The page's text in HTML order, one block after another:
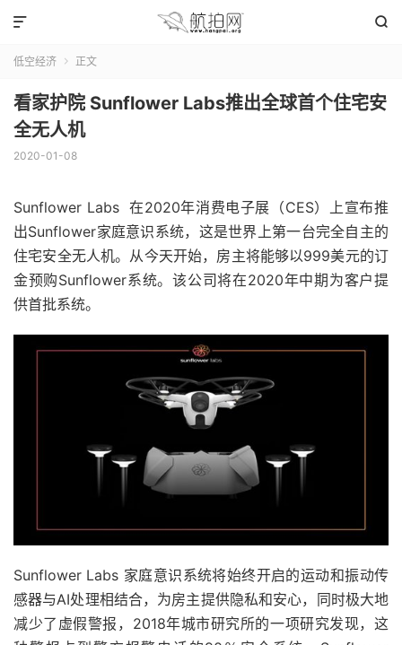


低空经济  正文
看家护院 Sunflower Labs推出全球首个住宅安
全无人机
2020-01-08
Sunflower Labs在2020年消费电子展（CES）上宣布推
出Sunflower家庭意识系统，这是世界上第一台完全自主的
住宅安全无人机。从今天开始，房主将能够以999美元的订
金预购Sunflower系统。该公司将在2020年中期为客户提
供首批系统。
Sunflower Labs 家庭意识系统将始终开启的运动和振动传
感器与AI处理相结合，为房主提供隐私和安心，同时极大地
减少了虚假警报， 2018年城市研究所的一项研究发现，这